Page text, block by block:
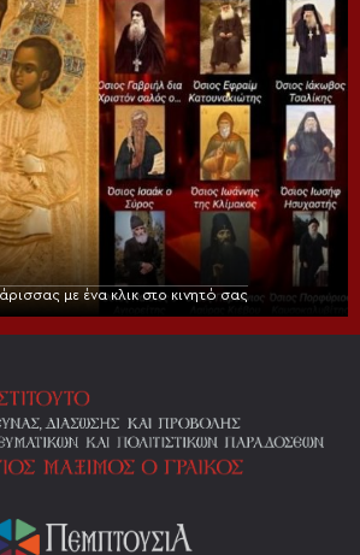
με ένα κλικ στο κινητό σας